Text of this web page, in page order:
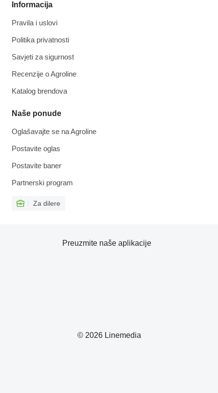
Informacija
Pravila i uslovi
Politika privatnosti
Savjeti za sigurnost
Recenzije o Agroline
Katalog brendova
Naše ponude
Oglašavajte se na Agroline
Postavite oglas
Postavite baner
Partnerski program
Za dilere
© 2026 Linemedia
Preuzmite naše aplikacije